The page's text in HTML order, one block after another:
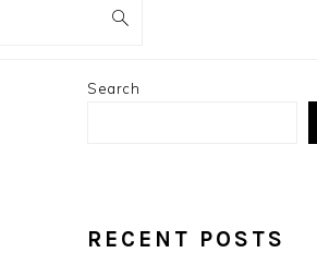
PRIMARY
Search
RECENT POSTS